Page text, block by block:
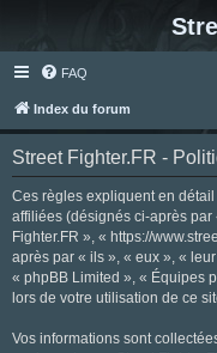
FAQ
Index du forum
Street Fighter.FR -
Ces règles expliquent en
affiliées (désignés ci-après par
Fighter.FR », « https://
après par « ils », « eux », «
« phpBB Limited », « Équipes
lors de votre utilisation de ce
Vos informations sont